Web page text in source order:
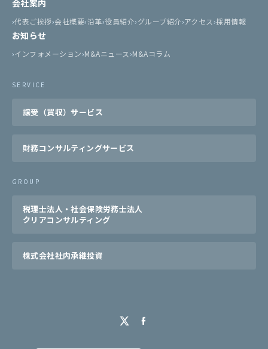
会社案内
代表ご挨拶 会社概要 沿革 役員紹介 グループ紹介 アクセス 採用情報
お知らせ
インフォメーション M&Aニュース M&Aコラム
SERVICE
譲受（買収）サービス
財務コンサルティングサービス
GROUP
税理士法人・社会保険労務士法人
クリアコンサルティング
株式会社社内承継投資